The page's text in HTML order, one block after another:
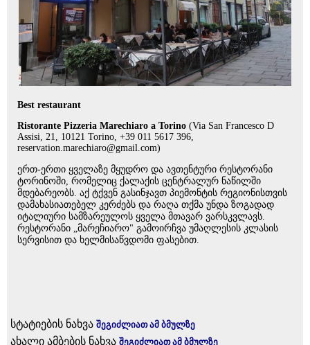
Best restaurant
Ristorante Pizzeria Marechiaro a Torino (Via San Francesco D
Assisi, 21, 10121 Torino, +39 011 5617 396,
reservation.marechiaro@gmail.com)
ერთ-ერთი ყველაზე მყუდრო და ავთენტური რესტორანი
ტორინოში, რომელიც ქალაქის ცენტრალურ ნაწილში
მდებარეობს. აქ ტქვენ გასინჯავთ პიემონტის რეგიონისთვის
დამახასიათებელ კერძებს და რაღა თქმა უნდა ზოგადად
იტალიური სამზარეულოს ყველა მთავარ ვარსკვლავს.
რესტორანი „მარეჩიარო" გამოირჩვა უმაღლესის კლასის
სერვისით და ხელმისაწვდომი ფასებით.
სტატიების ნახვა შეგიძლიათ ამ ბმულზე
ახალი ამბების ნახვა შეგიძლიათ ამ ბმულზე